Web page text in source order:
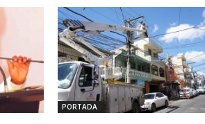
PORTADA